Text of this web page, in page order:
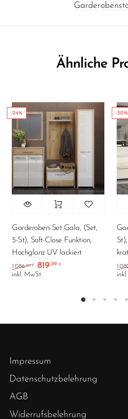
Ähnliche
-24%
Garderoben-Set Gala, (Set,
5-St), Soft-Close Funktion,
Hochglanz UV lackiert
1.086,00€ Ursprünglicher Preis
819,99 € Aktueller Preis
inkl. MwSt.
-30%
Impressum
Datenschutzbelehrung
AGB
Widerrufsbelehrung